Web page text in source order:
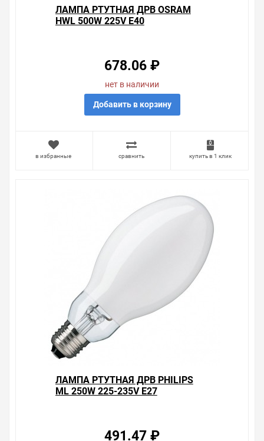
ЛАМПА РТУТНАЯ ДРВ OSRAM
HWL 500W 225V E40
678.06 ₽
нет в наличии
Добавить в корзину
в избранные сравнить купить в 1 клик
ЛАМПА РТУТНАЯ ДРВ PHILIPS
ML 250W 225-235V E27
491.47 ₽